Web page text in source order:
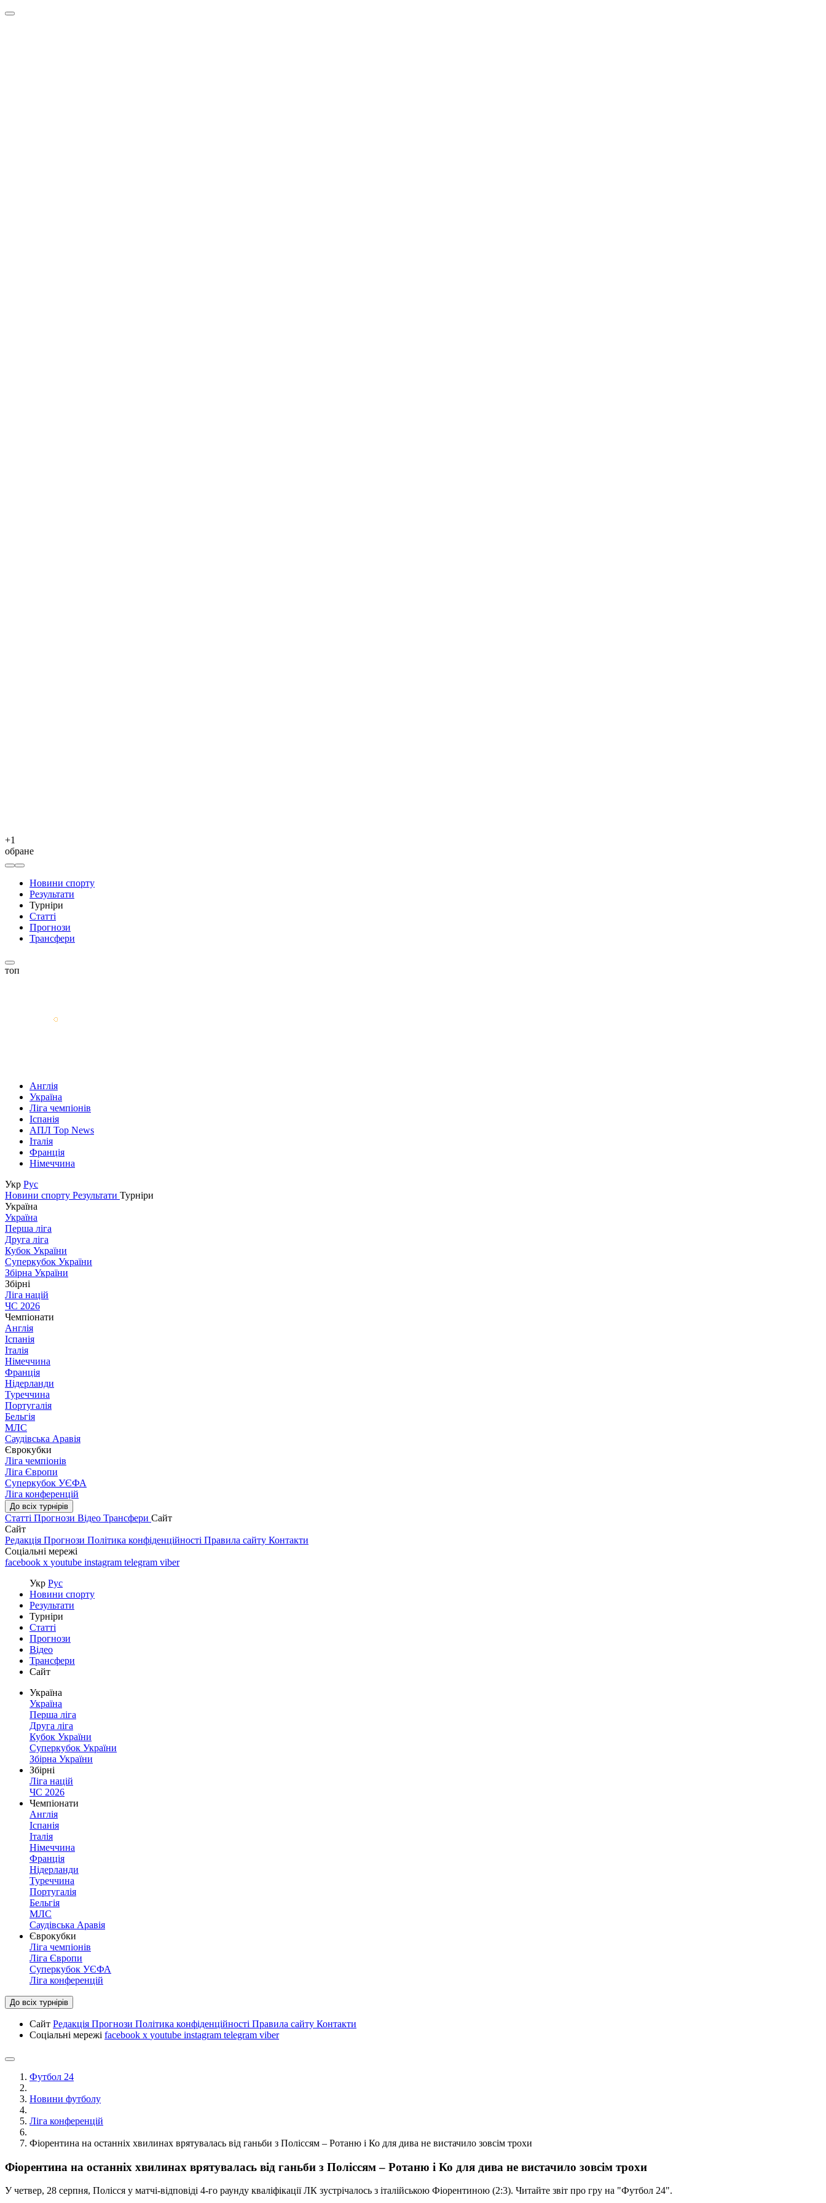
+1
обране
Новини спорту
Результати
Турніри
Статті
Прогнози
Трансфери
топ
Англія
Україна
Ліга чемпіонів
Іспанія
АПЛ Top News
Італія
Франція
Німеччина
Укр Рус
Новини спорту Результати Турніри
Україна
Україна
Перша ліга
Друга ліга
Кубок України
Суперкубок України
Збірна України
Збірні
Ліга націй
ЧС 2026
Чемпіонати
Англія
Іспанія
Італія
Німеччина
Франція
Нідерланди
Туреччина
Португалія
Бельгія
МЛС
Саудівська Аравія
Єврокубки
Ліга чемпіонів
Ліга Європи
Суперкубок УЄФА
Ліга конференцій
До всіх турнірів
Статті Прогнози Відео Трансфери Сайт
Сайт
Редакція Прогнози Політика конфіденційності Правила сайту Контакти
Соціальні мережі
facebook x youtube instagram telegram viber
Укр Рус
Новини спорту
Результати
Турніри
Статті
Прогнози
Відео
Трансфери
Сайт
Україна
Україна
Перша ліга
Друга ліга
Кубок України
Суперкубок України
Збірна України
Збірні
Ліга націй
ЧС 2026
Чемпіонати
Англія
Іспанія
Італія
Німеччина
Франція
Нідерланди
Туреччина
Португалія
Бельгія
МЛС
Саудівська Аравія
Єврокубки
Ліга чемпіонів
Ліга Європи
Суперкубок УЄФА
Ліга конференцій
До всіх турнірів
Сайт Редакція Прогнози Політика конфіденційності Правила сайту Контакти
Соціальні мережі facebook x youtube instagram telegram viber
Футбол 24
Новини футболу
Ліга конференцій
Фіорентина на останніх хвилинах врятувалась від ганьби з Поліссям – Ротаню і Ко для дива не вистачило зовсім трохи
Фіорентина на останніх хвилинах врятувалась від ганьби з Поліссям – Ротаню і Ко для дива не вистачило зовсім трохи
У четвер, 28 серпня, Полісся у матчі-відповіді 4-го раунду кваліфікації ЛК зустрічалось з італійською Фіорентиною (2:3). Читайте звіт про гру на "Футбол 24".